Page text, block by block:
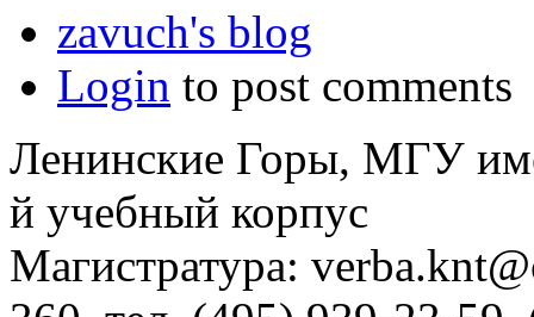
zavuch's blog
Login to post comments
Ленинские Горы, МГУ
й учебный корпус
Магистратура: